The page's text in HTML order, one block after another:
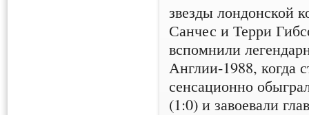
звезды лондонской
Санчес и Терри
вспомнили
Англии-1988, когда
сенсационно
(1:0) и завоевали